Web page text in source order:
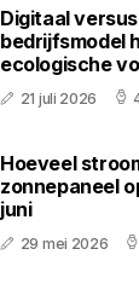
Digitaal
bedrijfsmodel
ecologische
21 juli 2026
Hoeveel
zonnepaneel
juni
29 mei 2026